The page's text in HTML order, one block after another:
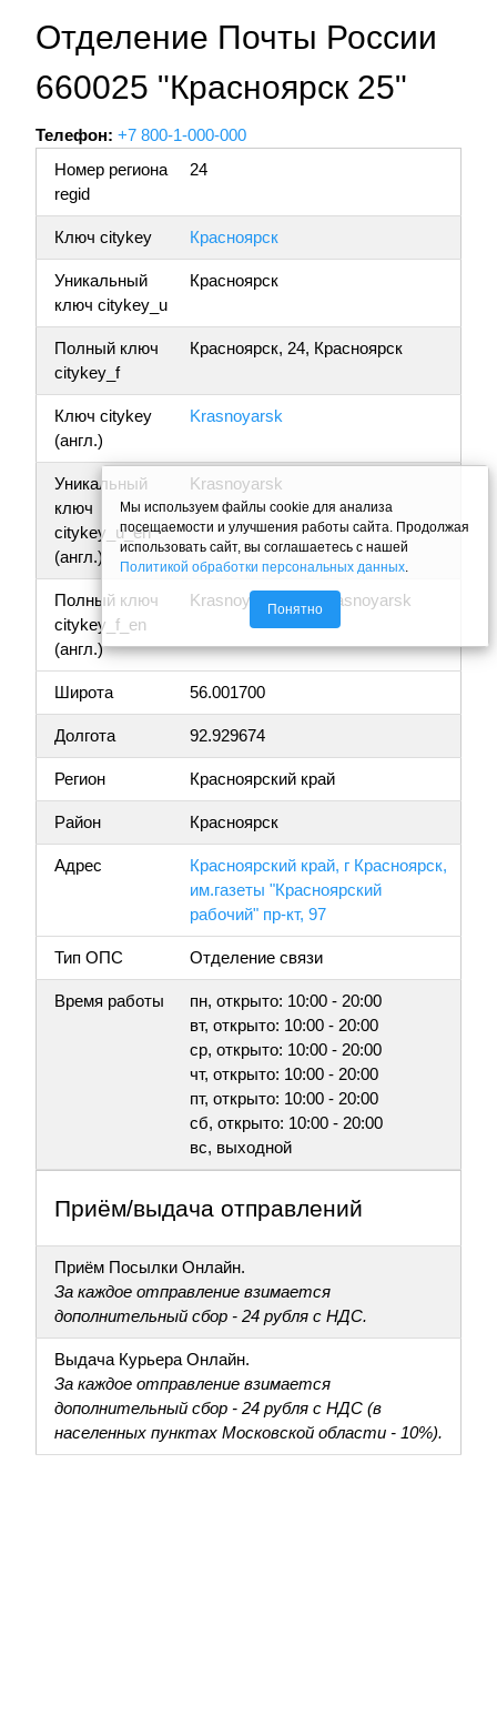
Отделение Почты России
660025 "Красноярск 25"
Телефон: +7 800-1-000-000
Номер региона
regid
24
Ключ citykey Красноярск
Уникальный
ключ citykey_u
Красноярск
Полный ключ
citykey_f
Красноярск, 24, Красноярск
Ключ citykey
(англ.)
Krasnoyarsk
Уникальный
ключ
citykey_u_en
(англ.)
Krasnoyarsk
Полный ключ
citykey_f_en
(англ.)
Krasnoyarsk, 24, Krasnoyarsk
Широта 56.001700
Долгота 92.929674
Регион Красноярский край
Район Красноярск
Адрес
Красноярский край, г Красноярск,
им.газеты "Красноярский
рабочий" пр-кт, 97
Тип ОПС Отделение связи
Время работы
пн, открыто: 10:00 - 20:00
вт, открыто: 10:00 - 20:00
ср, открыто: 10:00 - 20:00
чт, открыто: 10:00 - 20:00
пт, открыто: 10:00 - 20:00
сб, открыто: 10:00 - 20:00
вс, выходной
Приём/выдача отправлений
Приём Посылки Онлайн.
За каждое отправление взимается
дополнительный сбор - 24 рубля с НДС.
Выдача Курьера Онлайн.
За каждое отправление взимается
дополнительный сбор - 24 рубля с НДС (в
населенных пунктах Московской области - 10%).
Мы используем файлы cookie для анализа
посещаемости и улучшения работы сайта. Продолжая
использовать сайт, вы соглашаетесь с нашей
Политикой обработки персональных данных.
Понятно